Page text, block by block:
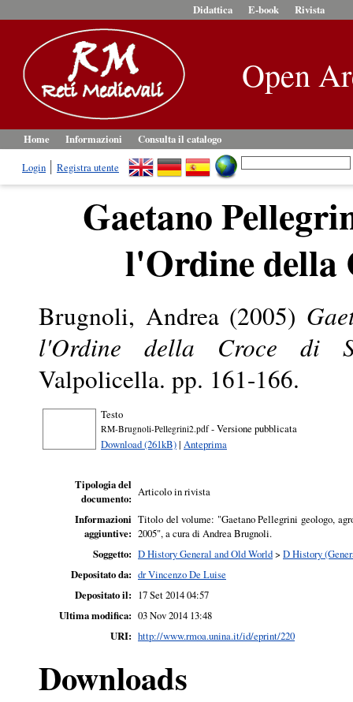
Didattica E-book Rivista
Open
Home Informazioni
Consulta il catalogo
Login
Registra utente
Gaetano
l'Ordine della
Brugnoli, Andrea(2005)
l'Ordine della Croce di
Valpolicella. pp. 161-166.
Testo
RM-Brugnoli-Pellegrini2.pdf- Versione pubblicata
Download (261kB)| Anteprima
Tipologia del
documento: Articolo in rivista
Informazioni
aggiuntive:
Titolo del volume: "Gaetano Pellegrini geologo,
2005", a cura di Andrea Brugnoli.
Soggetto: D History General and Old World> D History
Depositato da: dr Vincenzo De Luise
Depositato il: 17 Set 2014 04:57
Ultima modifica: 03 Nov 2014 13:48
URI: http://www.rmoa.unina.it/id/eprint/220
Downloads